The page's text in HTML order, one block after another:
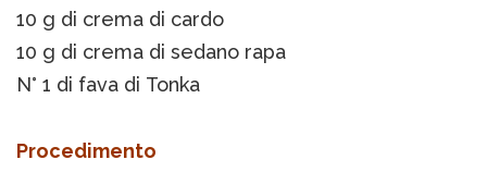
10 g di crema di cardo
10 g di crema di sedano rapa
N° 1 di fava di Tonka
Procedimento